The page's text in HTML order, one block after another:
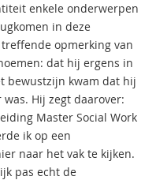
enkele onderwerpen
in deze
opmerking van
dat hij ergens in
bewustzijn kwam dat hij
Hij zegt daarover:
Master Social Work
ik op een
naar het vak te kijken.
pas echt de